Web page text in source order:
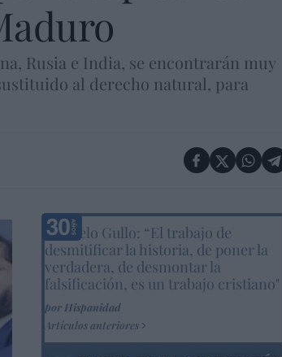
Rusia e India, se encontrarán muy
al derecho natural, para
Marcelo Gullo: “El trabajo de
desmitificar la historia, de poner la
verdadera, de desmontar la
falsificación, es un trabajo cristiano"
por Hispanidad
Artículos anteriores